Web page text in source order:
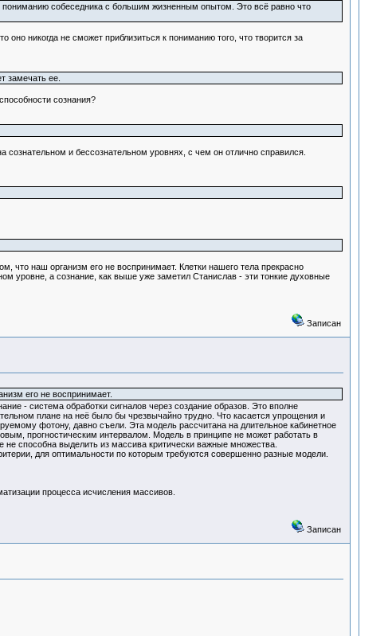
пониманию собеседника с большим жизненным опытом. Это всё равно что
никогда не сможет приблизиться к пониманию того, что творится за
замечать ее.
сознания?
и бессознательном уровнях, с чем он отлично справился.
что наш организм его не воспринимает. Клетки нашего тела прекрасно
уровне, а сознание, как выше уже заметил Станислав - эти тонкие духовные
Записан
его не воспринимает.
- система обработки сигналов через создание образов. Это вполне
плане на неё было бы чрезвычайно трудно. Что касается упрощения и
фотону, давно съели. Эта модель рассчитана на длительное кабинетное
прогностическим интервалом. Модель в принципе не может работать в
способна выделить из массива критически важные множества.
для оптимальности по которым требуются совершенно разные модели.
процесса исчисления массивов.
Записан